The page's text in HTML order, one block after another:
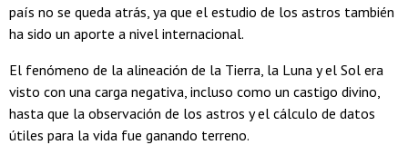
país no se queda atrás, ya que el estudio de los astros también
ha sido un aporte a nivel internacional.
El fenómeno de la alineación de la Tierra, la Luna y el Sol era
visto con una carga negativa, incluso como un castigo divino,
hasta que la observación de los astros y el cálculo de datos
útiles para la vida fue ganando terreno.